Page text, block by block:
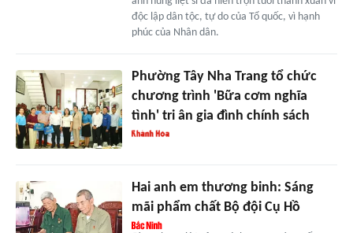
độc lập dân tộc, tự do của Tổ quốc, vì hạnh
phúc của Nhân dân.
Phường Tây Nha Trang tổ chức
chương trình 'Bữa cơm nghĩa
tình' tri ân gia đình chính sách
Hai anh em thương binh: Sáng
mãi phẩm chất Bộ đội Cụ Hồ